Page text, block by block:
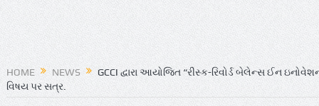
HOME NEWS
GCCI દ્વારા આયોજિત “રીસ્ક-રિવોર્ડ બેલેન્સ ઈન
વિષય પર સત્ર.